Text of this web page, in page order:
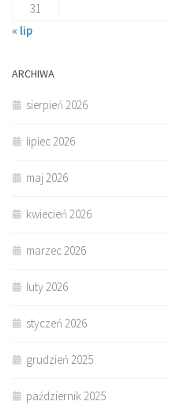
31
« lip
ARCHIWA
sierpień 2026
lipiec 2026
maj 2026
kwiecień 2026
marzec 2026
luty 2026
styczeń 2026
grudzień 2025
październik 2025